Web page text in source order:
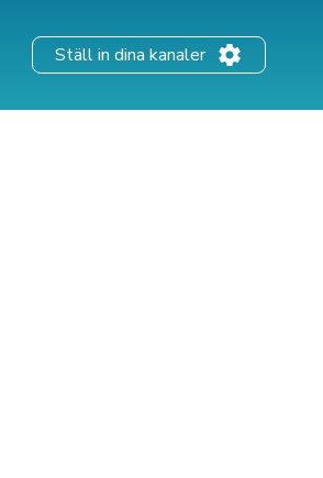
Ställ in dina kanaler